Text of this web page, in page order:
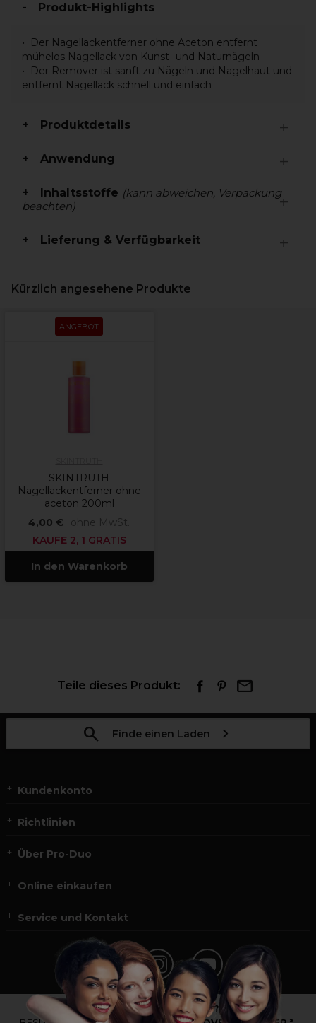
Produkt-Highlights
Der Nagellackentferner ohne Aceton entfernt
mühelos Nagellack von Kunst- und Naturnägeln
Der Remover ist sanft zu Nägeln und Nagelhaut und
entfernt Nagellack schnell und einfach
Produktdetails
Anwendung
Inhaltsstoffe (kann abweichen, Verpackung
beachten)
Lieferung & Verfügbarkeit
Kürzlich angesehene Produkte
ANGEBOT
SKINTRUTH
Nagellackentferner ohne
aceton 200ml
4,00 €
ohne MwSt.
KAUFE 2, 1 GRATIS
In den Warenkorb
Teile dieses Produkt:
Finde einen Laden
Kundenkonto
Richtlinien
Über Pro-Duo
Online einkaufen
Service und Kontakt
*Du bist kein Profikunde?